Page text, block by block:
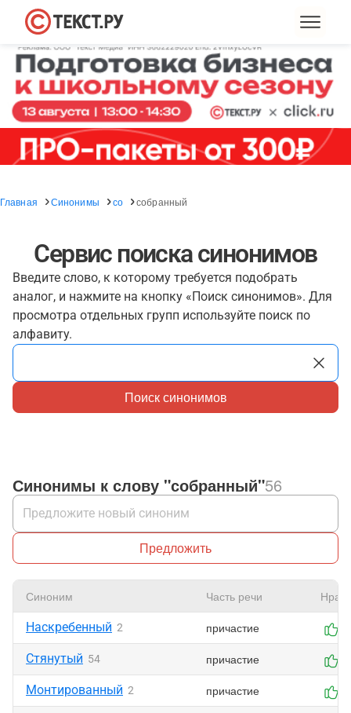
Главная Синонимы со собранный
Сервис поиска синонимов
Введите слово, к которому требуется подобрать
аналог, и нажмите на кнопку «Поиск синонимов». Для
просмотра отдельных групп используйте поиск по
алфавиту.
Поиск синонимов
Синонимы к слову "собранный"56
Предложить
Синоним Часть речи
Наскребенный 2 причастие
Стянутый 54 причастие
Монтированный 2 причастие